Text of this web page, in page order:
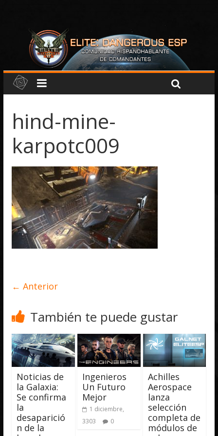
hind-mine-
karpotc009
← Anterior
También te puede gustar
Noticias de
la Galaxia:
Se confirma
la
desaparició
n de la
Ingenieros
Un Futuro
Mejor
1 diciembre,
3303
0
Achilles
Aerospace
lanza
selección
completa de
módulos de